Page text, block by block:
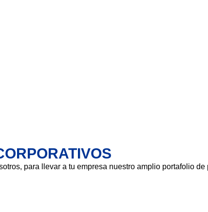
para llevar a tu empresa nuestro amplio portafolio